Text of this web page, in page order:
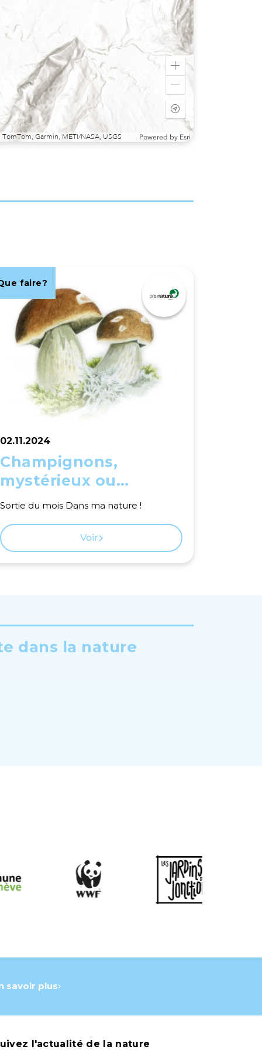
Zoom
out
Start
tracking
location
TomTom, Garmin, METI/NASA, USGS Powered by Esri
faire?
02.11.2024
Champignons,
mystérieux ou
délicieux ?
Sortie du mois Dans ma nature !
Voir
dans la nature
savoir plus
l'actualité de la nature